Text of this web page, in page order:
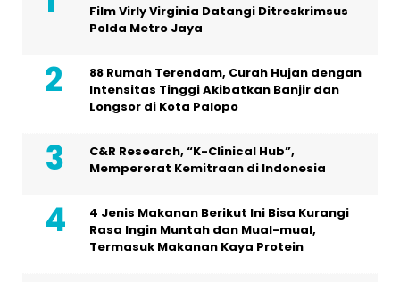
Film Virly Virginia Datangi Ditreskrimsus
Polda Metro Jaya
88 Rumah Terendam, Curah Hujan dengan
Intensitas Tinggi Akibatkan Banjir dan
Longsor di Kota Palopo
C&R Research, “K-Clinical Hub”,
Mempererat Kemitraan di Indonesia
4 Jenis Makanan Berikut Ini Bisa Kurangi
Rasa Ingin Muntah dan Mual-mual,
Termasuk Makanan Kaya Protein